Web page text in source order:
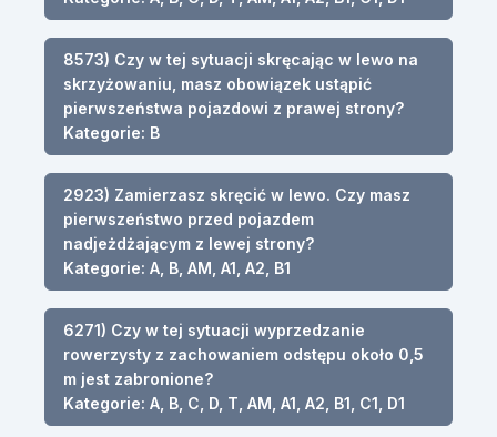
8573) Czy w tej sytuacji skręcając w lewo na
skrzyżowaniu, masz obowiązek ustąpić
pierwszeństwa pojazdowi z prawej strony?
Kategorie: B
2923) Zamierzasz skręcić w lewo. Czy masz
pierwszeństwo przed pojazdem
nadjeżdżającym z lewej strony?
Kategorie: A, B, AM, A1, A2, B1
6271) Czy w tej sytuacji wyprzedzanie
rowerzysty z zachowaniem odstępu około 0,5
m jest zabronione?
Kategorie: A, B, C, D, T, AM, A1, A2, B1, C1, D1